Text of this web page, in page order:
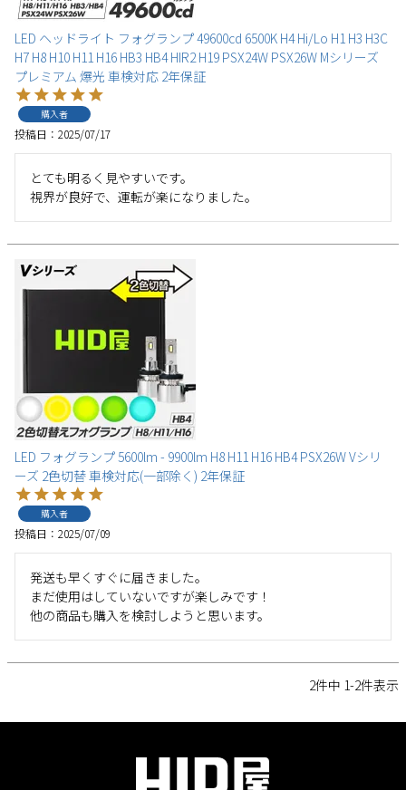
LED ヘッドライト フォグランプ 49600cd 6500K H4 Hi/Lo H1 H3 H3C
H7 H8 H10 H11 H16 HB3 HB4 HIR2 H19 PSX24W PSX26W Mシリーズ
プレミアム 爆光 車検対応 2年保証
購入者
投稿日 2025/07/17
とても明るく見やすいです。
視界が良好で、運転が楽になりました。
LED フォグランプ 5600lm - 9900lm H8 H11 H16 HB4 PSX26W Vシリ
ーズ 2色切替 車検対応(一部除く) 2年保証
購入者
投稿日 2025/07/09
発送も早くすぐに届きました。
まだ使用はしていないですが楽しみです！
2件中 1-2件表示